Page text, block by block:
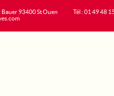
93400 St Ouen
Tél : 01 49 48